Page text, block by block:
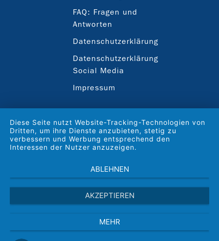
FAQ: Fragen und
Antworten
Datenschutzerklärung
Datenschutzerklärung
Social Media
Impressum
Diese Seite nutzt Website-Tracking-Technologien von
Dritten, um ihre Dienste anzubieten, stetig zu
verbessern und Werbung entsprechend den
Interessen der Nutzer anzuzeigen.
ABLEHNEN
AKZEPTIEREN
MEHR